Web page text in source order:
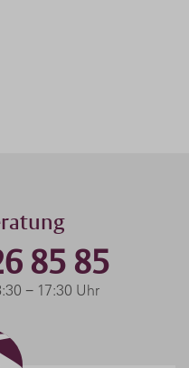
85 85
− 17:30 Uhr